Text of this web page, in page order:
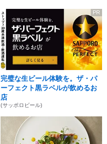
PR
完璧な生ビール体験を。ザ・パ
ーフェクト黒ラベルが飲めるお
店
(サッポロビール)